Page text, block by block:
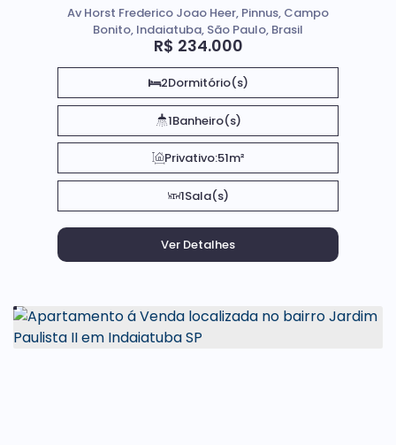
R$ 234.000
Av Horst Frederico Joao Heer, Pinnus, Campo
Bonito, Indaiatuba, São Paulo, Brasil
2Dormitório(s)
1Banheiro(s)
Privativo:51m²
1Sala(s)